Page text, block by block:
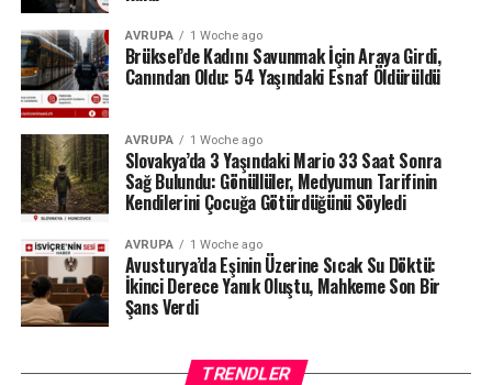
yaralarının kalıcı iz bırakmadan iyileşmesi bekleniyor.
Tazminat ve temas yasağı takip edilecek
Yargılamanın geçici olarak durdurulması, sürecin
tamamen kapandığı anlamına gelmiyor. Denetimli
serbestlik birimi, sanığın taahhüt ettiği tazminatı ödeyip
ödemediğini kontrol edecek.
mahkemeye bildirildi. Bu nedenle 31 yaşındaki erkeğin
söz konusu talebe uyup uymadığı da denetlenecek. Çiftin
ortak çocuğuyla ilgili ise ayrı bir görüşme
AVRUPA 1 Woche ago
Brüksel’de Kadını Savunmak İçin Araya Girdi,
Canından Oldu: 54 Yaşındaki Esnaf Öldürüldü
AVRUPA 1 Woche ago
Slovakya’da 3 Yaşındaki Mario 33 Saat Sonra
Sağ Bulundu: Gönüllüler, Medyumun Tarifinin
Kendilerini Çocuğa Götürdüğünü Söyledi
AVRUPA 1 Woche ago
Avusturya’da Eşinin Üzerine Sıcak Su Döktü:
İkinci Derece Yanık Oluştu, Mahkeme Son Bir
Şans Verdi
TRENDLER